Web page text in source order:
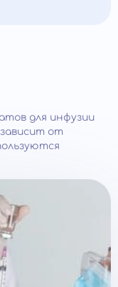
для инфузии
от